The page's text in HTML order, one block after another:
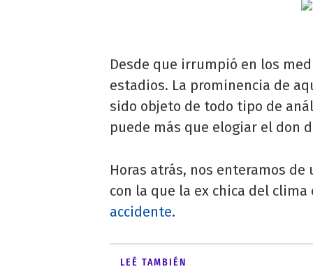
Desde que irrumpió en los
estadios. La prominencia de
sido objeto de todo tipo de
puede más que elogiar el don
Horas atrás, nos enteramos
con la que la ex chica del
accidente.
LEÉ TAMBIÉN